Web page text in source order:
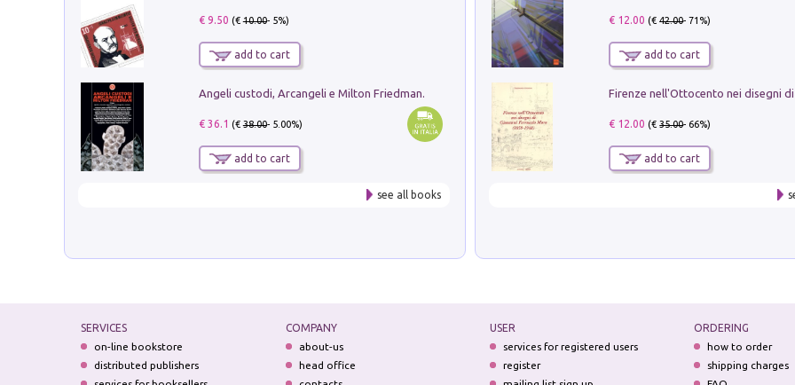
€ 9.50 (€10.00- 5%)
add to cart
Angeli custodi, Arcangeli e Milton Friedman.
€ 36.1 (€38.00- 5.00%)
add to cart
see all books
€ 12.00 (€42.00- 71%)
add to cart
€ 12.00 (€35.00- 66%)
add to cart
SERVICES
on-line bookstore
distributed publishers
COMPANY
about-us
head office
USER
services for registered users
register
ORDERING
how to order
shipping charges